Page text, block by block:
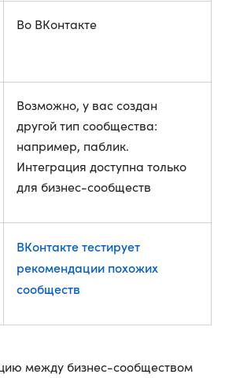
Во ВКонтакте
Возможно, у вас создан
другой тип сообщества:
например, паблик.
Интеграция доступна только
для бизнес-сообществ
ВКонтакте тестирует
рекомендации похожих
сообществ
между бизнес-сообществом